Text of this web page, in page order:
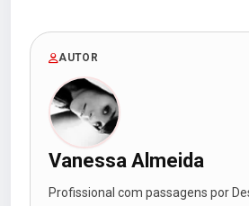
AUTOR
Vanessa Almeida
Profissional com passagens por